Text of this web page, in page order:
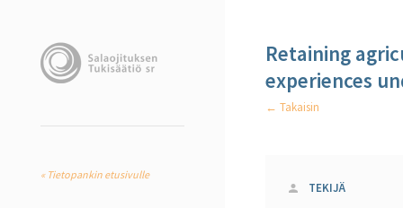
« Tietopankin etusivulle
Retaining
experiences
← Takaisin
TEKIJÄ